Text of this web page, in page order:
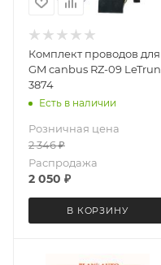
Комплект проводов для
GM canbus RZ-09 LeTrun
3874
Есть в наличии
Розничная цена
2 346₽
Распродажа
2 050 ₽
В КОРЗИНУ